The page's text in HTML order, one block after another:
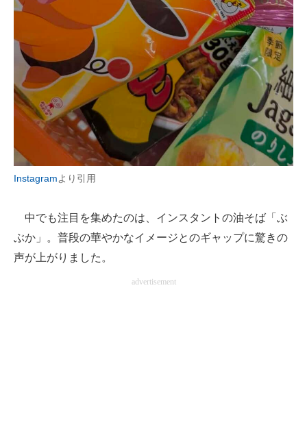
Instagramより引用
中でも注目を集めたのは、インスタントの油そば「ぶ
ぶか」。普段の華やかなイメージとのギャップに驚きの
声が上がりました。
advertisement